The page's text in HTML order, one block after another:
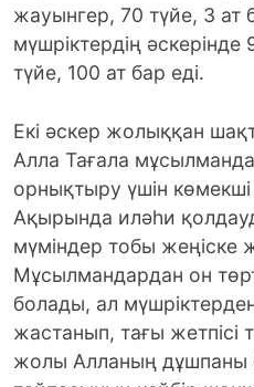
жауынгер, 70 түйе, 3 ат
мүшріктердің
түйе, 100 ат бар еді.
Екі әскер жолыққан
Алла Тағала
орнықтыру үшін көмекші
Ақырында иләһи
мүміндер тобы жеңіске
Мұсылмандардан он
болады, ал
жастанып, тағы жетпісі
жолы Алланың